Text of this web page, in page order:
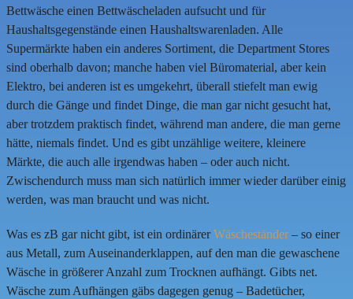
Bettwäsche einen Bettwäscheladen aufsucht und für
Haushaltsgegenstände einen Haushaltswarenladen. Alle
Supermärkte haben ein anderes Sortiment, die Department Stores
sind oberhalb davon; manche haben viel Büromaterial, aber kein
Elektro, bei anderen ist es umgekehrt, überall stiefelt man ewig
durch die Gänge und findet Dinge, die man gar nicht gesucht hat,
aber trotzdem praktisch findet, während man andere, die man gerne
hätte, niemals findet. Und es gibt unzählige weitere, kleinere
Märkte, die auch alle irgendwas haben – oder auch nicht.
Zwischendurch muss man sich natürlich immer wieder darüber einig
werden, was man braucht und was nicht.
Was es zB gar nicht gibt, ist ein ordinärerWäscheständer – so einer
aus Metall, zum Auseinanderklappen, auf den man die gewaschene
Wäsche in größerer Anzahl zum Trocknen aufhängt. Gibts net.
Wäsche zum Aufhängen gäbs dagegen genug – Badetücher,